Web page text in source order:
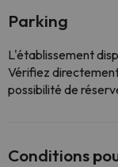
Parking
L'établissement
Vérifiez
possibilité de
Conditions